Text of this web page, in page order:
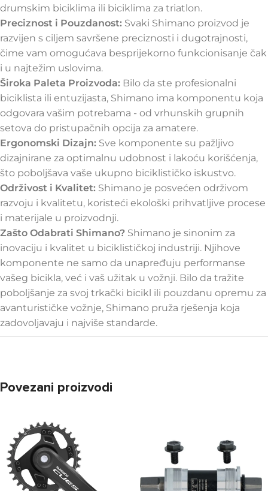
drumskim biciklima ili biciklima za triatlon.
Preciznost i Pouzdanost: Svaki Shimano proizvod je
razvijen s ciljem savršene preciznosti i dugotrajnosti,
čime vam omogućava besprijekorno funkcionisanje čak
i u najtežim uslovima.
Široka Paleta Proizvoda: Bilo da ste profesionalni
biciklista ili entuzijasta, Shimano ima komponentu koja
odgovara vašim potrebama - od vrhunskih grupnih
setova do pristupačnih opcija za amatere.
Ergonomski Dizajn: Sve komponente su pažljivo
dizajnirane za optimalnu udobnost i lakoću korišćenja,
što poboljšava vaše ukupno biciklističko iskustvo.
Održivost i Kvalitet: Shimano je posvećen održivom
razvoju i kvalitetu, koristeći ekološki prihvatljive procese
i materijale u proizvodnji.
Zašto Odabrati Shimano? Shimano je sinonim za
inovaciju i kvalitet u biciklističkoj industriji. Njihove
komponente ne samo da unapređuju performanse
vašeg bicikla, već i vaš užitak u vožnji. Bilo da tražite
poboljšanje za svoj trkački bicikl ili pouzdanu opremu za
avanturističke vožnje, Shimano pruža rješenja koja
zadovoljavaju i najviše standarde.
Povezani proizvodi